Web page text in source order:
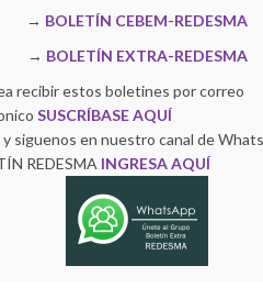
→ BOLETÍN CEBEM-REDESMA
→ BOLETÍN EXTRA-REDESMA
recibir estos boletines por correo
SUSCRÍBASE AQUÍ
siguenos en nuestro canal de
REDESMA INGRESA AQUÍ